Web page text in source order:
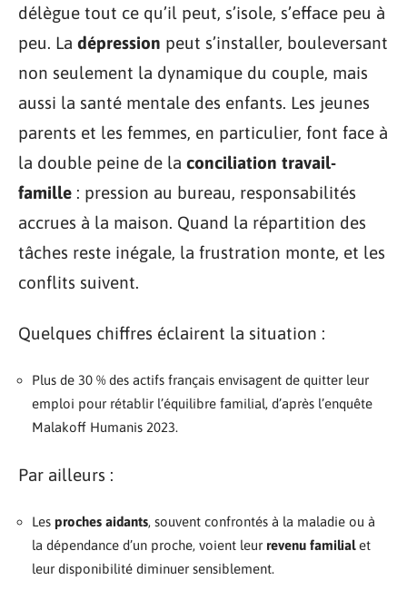
délègue tout ce qu’il peut, s’isole, s’efface peu à
peu. La dépression peut s’installer, bouleversant
non seulement la dynamique du couple, mais
aussi la santé mentale des enfants. Les jeunes
parents et les femmes, en particulier, font face à
la double peine de la conciliation travail-
famille : pression au bureau, responsabilités
accrues à la maison. Quand la répartition des
tâches reste inégale, la frustration monte, et les
conflits suivent.
Quelques chiffres éclairent la situation :
Plus de 30 % des actifs français envisagent de quitter leur
emploi pour rétablir l’équilibre familial, d’après l’enquête
Malakoff Humanis 2023.
Par ailleurs :
Les proches aidants, souvent confrontés à la maladie ou à
la dépendance d’un proche, voient leur revenu familialet
leur disponibilité diminuer sensiblement.